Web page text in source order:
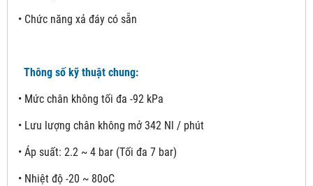
• Chức năng xả đáy có sẵn
Thông số kỹ thuật chung:
• Mức chân không tối đa -92 kPa
• Lưu lượng chân không mở 342 Nl / phút
• Áp suất: 2.2 ~ 4 bar (Tối đa 7 bar)
• Nhiệt độ -20 ~ 80oC